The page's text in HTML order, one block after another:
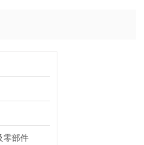
零部件